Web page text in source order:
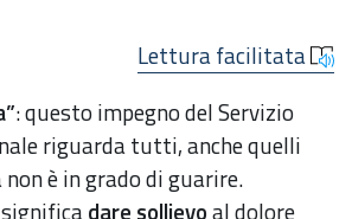
Lettura facilitata
: questo impegno del Servizio
riguarda tutti, anche quelli
è in grado di guarire.
dare sollievoal dolore